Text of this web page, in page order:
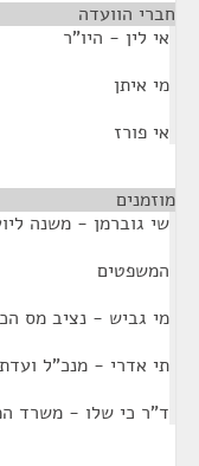
חברי הוועדה
אי לין - היו"ר
מי איתן
אי פורז
מוזמנים
שי גוברמן - משנה
המשפטים
מי גביש - נציב מס
תי אדרי - מנכ"ל
ד"ר כי שלו - משרד